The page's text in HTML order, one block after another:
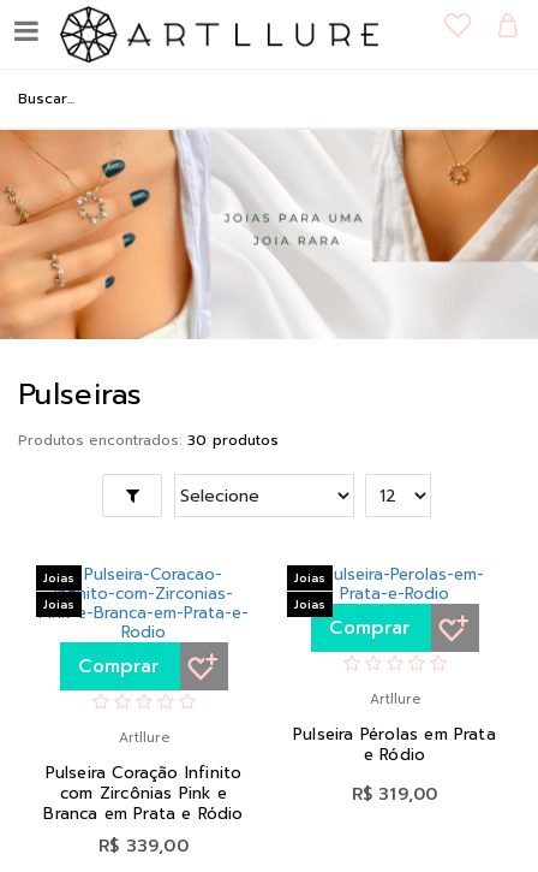
Pulseiras
Produtos encontrados: 30
Comprar
Artllure
Pulseira Coração Infinito
com Zircônias Pink e
Branca em Prata e Ródio
R$ 339,00
Joias
Joias
Comprar
Artllure
Pulseira Pérolas em Prata
e Ródio
R$ 319,00
Joias
Joias